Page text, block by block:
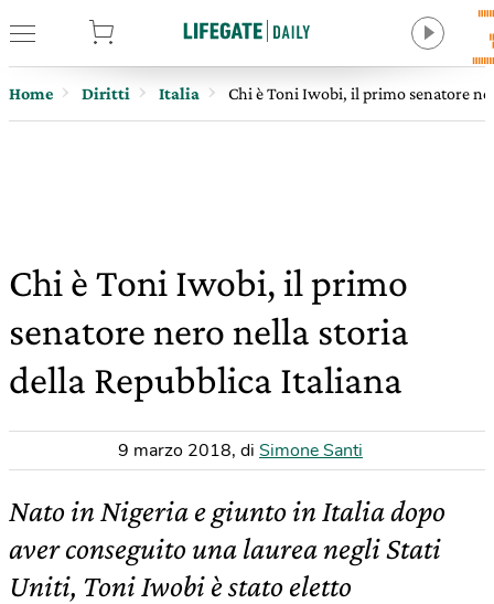
Home Diritti Italia Chi è Toni Iwobi, il primo senatore
Chi è Toni Iwobi, il primo
senatore nero nella storia
della Repubblica Italiana
9 marzo 2018, di Simone Santi
Nato in Nigeria e giunto in Italia dopo
aver conseguito una laurea negli Stati
Uniti, Toni Iwobi è stato eletto